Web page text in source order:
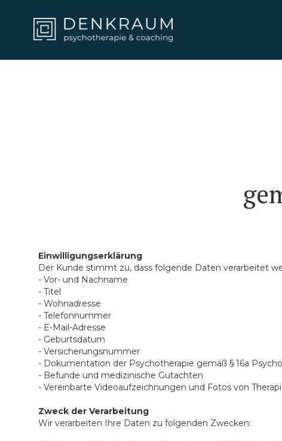
Einwilligungserklärung
Der Kunde stimmt zu, dass folgende Daten verarbeitet
- Vor- und Nachname
- Titel
- Wohnadresse
- Telefonnummer
- E-Mail-Adresse
- Geburtsdatum
- Versicherungsnummer
- Dokumentation der Psychotherapie gemäß § 16a
- Befunde und medizinische Gutachten
- Vereinbarte Videoaufzeichnungen und Fotos von
Zweck der Verarbeitung
Wir verarbeiten Ihre Daten zu folgenden Zwecken: